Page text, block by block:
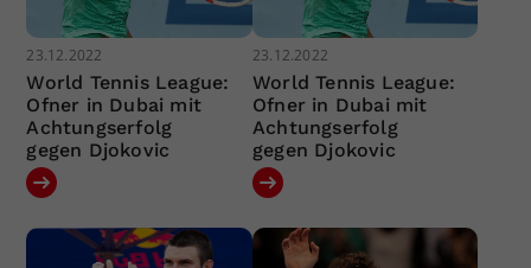
23.12.2022
World Tennis League:
Ofner in Dubai mit
Achtungserfolg
gegen Djokovic
23.12.2022
World Tennis League:
Ofner in Dubai mit
Achtungserfolg
gegen Djokovic